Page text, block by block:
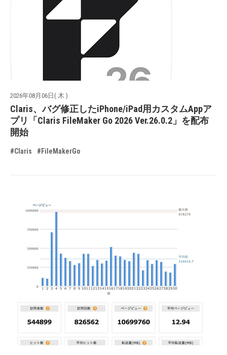
2026年08月06日( 木 )
Claris、バグ修正したiPhone/iPad用カスタムAppア
プリ「Claris FileMaker Go 2026 Ver.26.0.2」を配布
開始
#Claris #FileMakerGo